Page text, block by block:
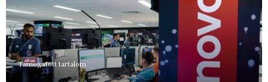
Támogatott tartalom